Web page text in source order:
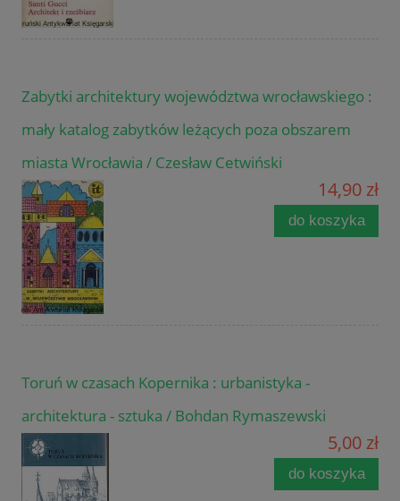
Zabytki architektury województwa wrocławskiego :
mały katalog zabytków leżących poza obszarem
miasta Wrocławia / Czesław Cetwiński
14,90 zł
do koszyka
Toruń w czasach Kopernika : urbanistyka -
architektura - sztuka / Bohdan Rymaszewski
5,00 zł
do koszyka